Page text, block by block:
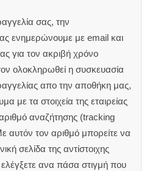
σας, την
ενημερώνουμε με email και
για τον ακριβή χρόνο
ολοκληρωθεί η συσκευασία
απο την αποθήκη μας,
με τα στοιχεία της εταιρείας
αναζήτησης (tracking
αυτόν τον αριθμό μπορείτε να
σελίδα της αντίστοιχης
ελέγξετε ανα πάσα στιγμή που